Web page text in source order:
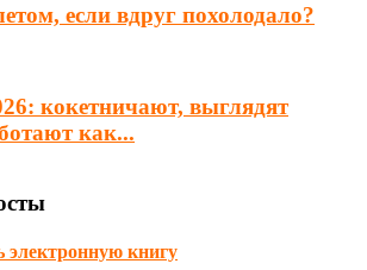
если вдруг похолодало?
кокетничают, выглядят
как...
книгу